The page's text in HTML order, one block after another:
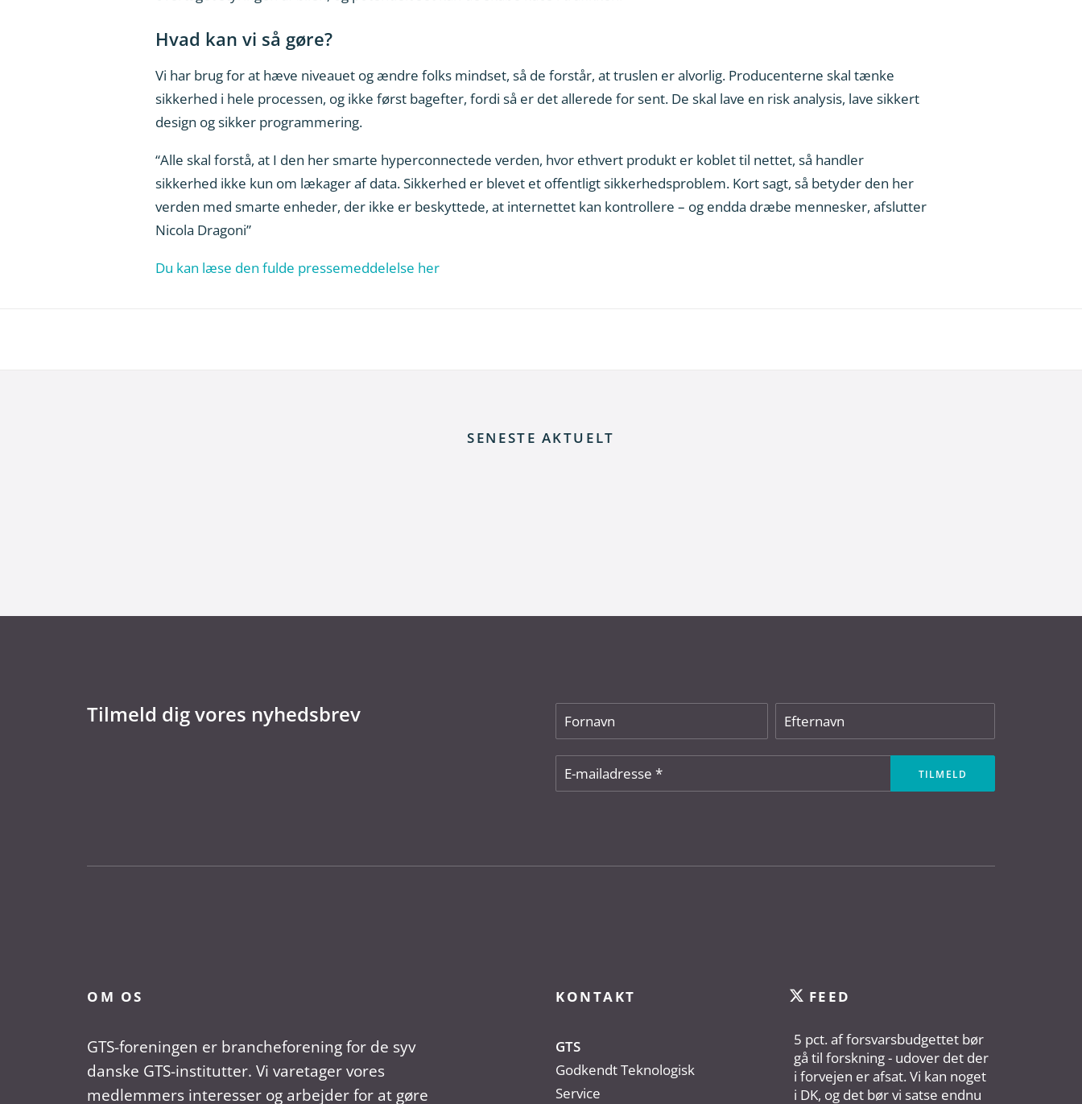
Hvad kan vi så gøre?
Vi har brug for at hæve niveauet og ændre folks mindset, så de forstår, at truslen er alvorlig. Producenterne skal tænke
sikkerhed i hele processen, og ikke først bagefter, fordi så er det allerede for sent. De skal lave en risk analysis, lave sikkert
design og sikker programmering.
“Alle skal forstå, at I den her smarte hyperconnectede verden, hvor ethvert produkt er koblet til nettet, så handler
sikkerhed ikke kun om lækager af data. Sikkerhed er blevet et offentligt sikkerhedsproblem. Kort sagt, så betyder den her
verden med smarte enheder, der ikke er beskyttede, at internettet kan kontrollere – og endda dræbe mennesker, afslutter
Nicola Dragoni”
Du kan læse den fulde pressemeddelelse her
SENESTE AKTUELT
Tilmeld dig vores nyhedsbrev
OM OS
GTS-foreningen er brancheforening for de syv
danske GTS-institutter. Vi varetager vores
medlemmers interesser og arbejder for at gøre
KONTAKT
GTS
Godkendt Teknologisk
Service
FEED
5 pct. af forsvarsbudgettet bør
gå til forskning - udover det der
i forvejen er afsat. Vi kan noget
i DK, og det bør vi satse endnu